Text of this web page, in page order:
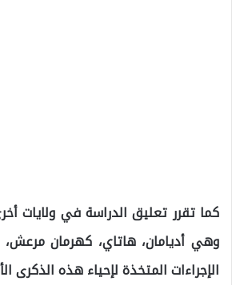
كما تقرر تعليق الدراسة في ولايات
وهي أديامان، هاتاي، كهرمان
الإجراءات المتخذة لإحياء هذه الذكرى